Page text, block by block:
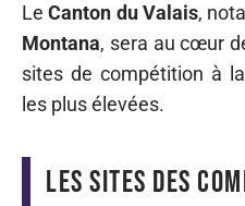
LeCanton du Valais,
Montana, sera au cœur
sites de compétition à
les plus élevées.
Les sites des